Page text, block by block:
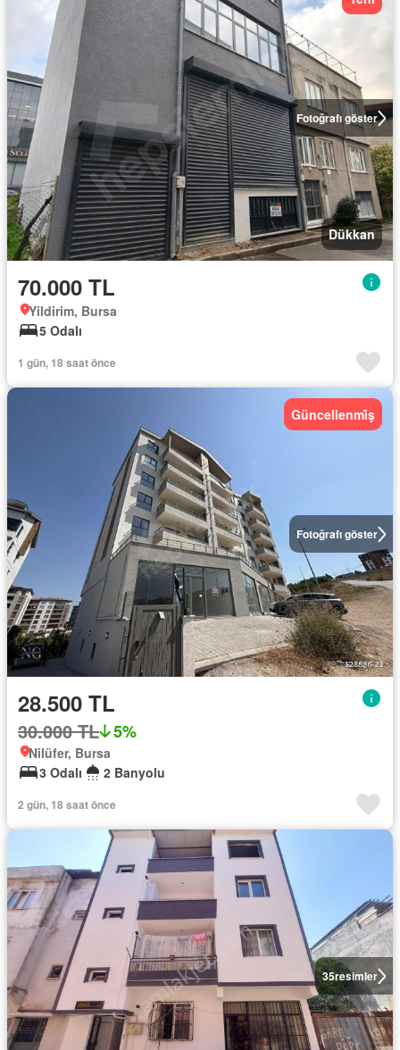
Fotoğrafı göster
Dükkan
70.000 TL
Yildirim, Bursa
5 Odalı
1 gün, 18 saat önce
Fotoğrafı göster
Güncellenmi̇ş
28.500 TL
30.000 TL 5%
Nilüfer, Bursa
3 Odalı
2 Banyolu
2 gün, 18 saat önce
35resimler